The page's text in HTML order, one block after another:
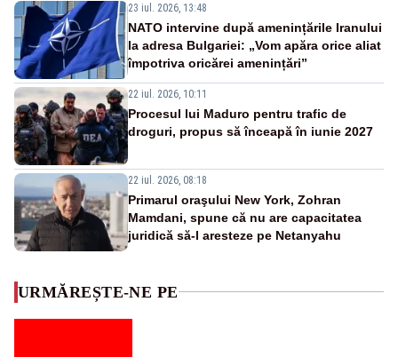
23 iul. 2026, 13:48
NATO intervine după amenințările Iranului
la adresa Bulgariei: „Vom apăra orice aliat
împotriva oricărei amenințări”
22 iul. 2026, 10:11
Procesul lui Maduro pentru trafic de
droguri, propus să înceapă în iunie 2027
22 iul. 2026, 08:18
Primarul oraşului New York, Zohran
Mamdani, spune că nu are capacitatea
juridică să-l aresteze pe Netanyahu
URMĂREȘTE-NE PE